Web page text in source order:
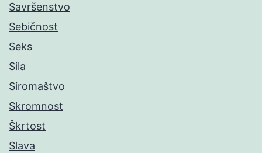
Savršenstvo
Sebičnost
Seks
Sila
Siromaštvo
Skromnost
Škrtost
Slava